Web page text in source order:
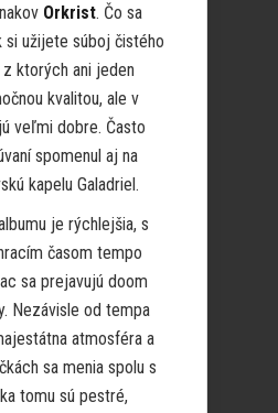
Orkrist. Čo sa
si užijete súboj čistého
z ktorých ani jeden
kvalitou, ale v
veľmi dobre. Často
spomenul aj na
kapelu Galadriel.
je rýchlejšia, s
časom tempo
sa prejavujú doom
Nezávisle od tempa
atmosféra a
sa menia spolu s
tomu sú pestré,